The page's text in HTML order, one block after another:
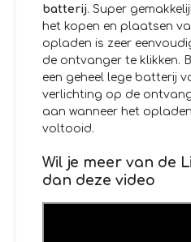
batterij. Super
het kopen en plaatsen
opladen is zeer
de ontvanger te klikken.
een geheel lege batterij
verlichting op de
aan wanneer het
voltooid.
Wil je meer van de
dan deze video